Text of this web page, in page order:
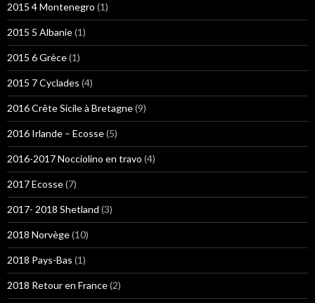
2015 4 Montenegro (1)
2015 5 Albanie(1)
2015 6 Grèce(1)
2015 7 Cyclades (4)
2016 Crête Sicile à Bretagne(9)
2016 Irlande – Ecosse(5)
2016-2017 Nocciolino en travo (4)
2017 Ecosse(7)
2017- 2018 Shetland (3)
2018 Norvège(10)
2018 Pays-Bas (1)
2018 Retour en France(2)